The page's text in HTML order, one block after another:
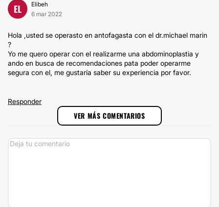
EL
Elibeh
6 mar 2022
Hola ,usted se operasto en antofagasta con el dr.michael marin
?
Yo me quero operar con el realizarme una abdominoplastia y
ando en busca de recomendaciones pata poder operarme
segura con el, me gustaría saber su experiencia por favor.
Responder
VER MÁS COMENTARIOS